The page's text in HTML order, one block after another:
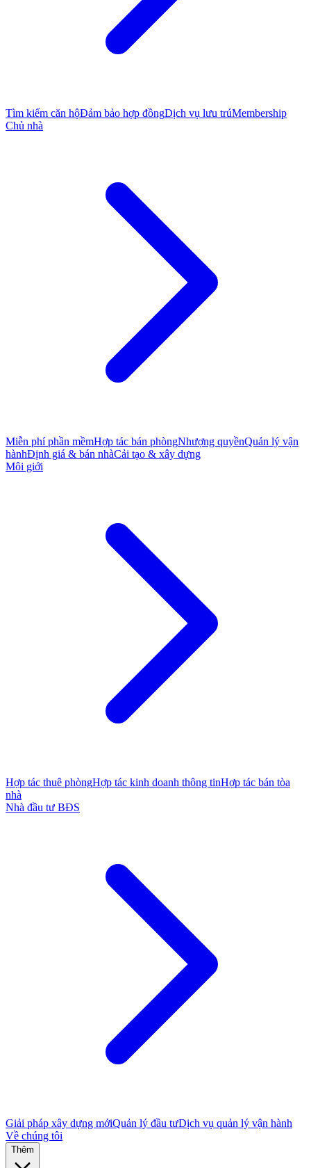
Tìm kiếm căn hộĐảm bảo hợp đồngDịch vụ lưu trúMembership
Chủ nhà
Miễn phí phần mềmHợp tác bán phòngNhượng quyềnQuản lý vận
hànhĐịnh giá & bán nhàCải tạo & xây dựng
Môi giới
Hợp tác thuê phòngHợp tác kinh doanh thông tinHợp tác bán tòa
nhà
Nhà đầu tư BĐS
Giải pháp xây dựng mớiQuản lý đầu tưDịch vụ quản lý vận hành
Về chúng tôi
Thêm